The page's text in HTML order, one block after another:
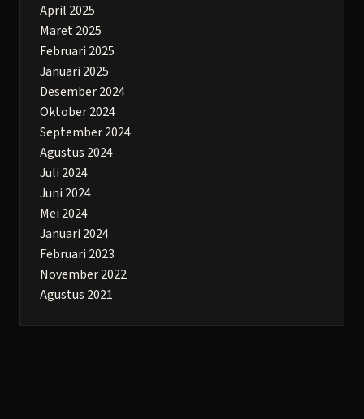
April 2025
Maret 2025
Februari 2025
Januari 2025
Desember 2024
Oktober 2024
September 2024
Agustus 2024
Juli 2024
Juni 2024
Mei 2024
Januari 2024
Februari 2023
November 2022
Agustus 2021